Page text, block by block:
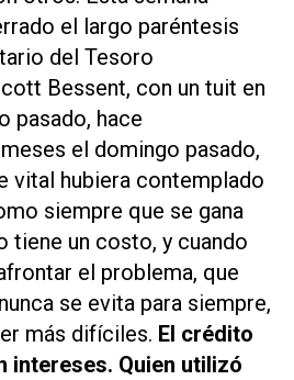
el largo paréntesis
del Tesoro
Bessent, con un tuit en
pasado, hace
el domingo pasado,
vital hubiera contemplado
siempre que se gana
tiene un costo, y cuando
el problema, que
se evita para siempre,
más difíciles. El crédito
intereses. Quien utilizó